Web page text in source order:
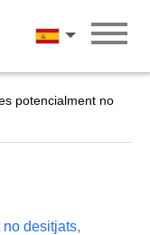
Català
potencialment no
no desitjats,